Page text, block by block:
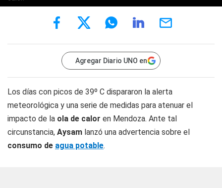
Agregar Diario UNO en
Los días con picos de 39º C dispararon la alerta
meteorológica y una serie de medidas para atenuar el
impacto de la ola de calor en Mendoza. Ante tal
circunstancia, Aysam lanzó una advertencia sobre el
consumo de agua potable.